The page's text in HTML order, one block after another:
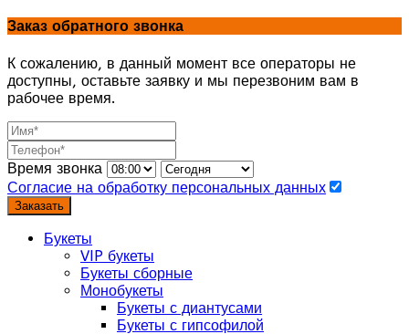
Заказ обратного звонка
К сожалению, в данный момент все операторы не
доступны, оставьте заявку и мы перезвоним вам в
рабочее время.
Время звонка
Согласие на обработку персональных данных
Заказать
Букеты
VIP букеты
Букеты сборные
Монобукеты
Букеты с диантусами
Букеты с гипсофилой